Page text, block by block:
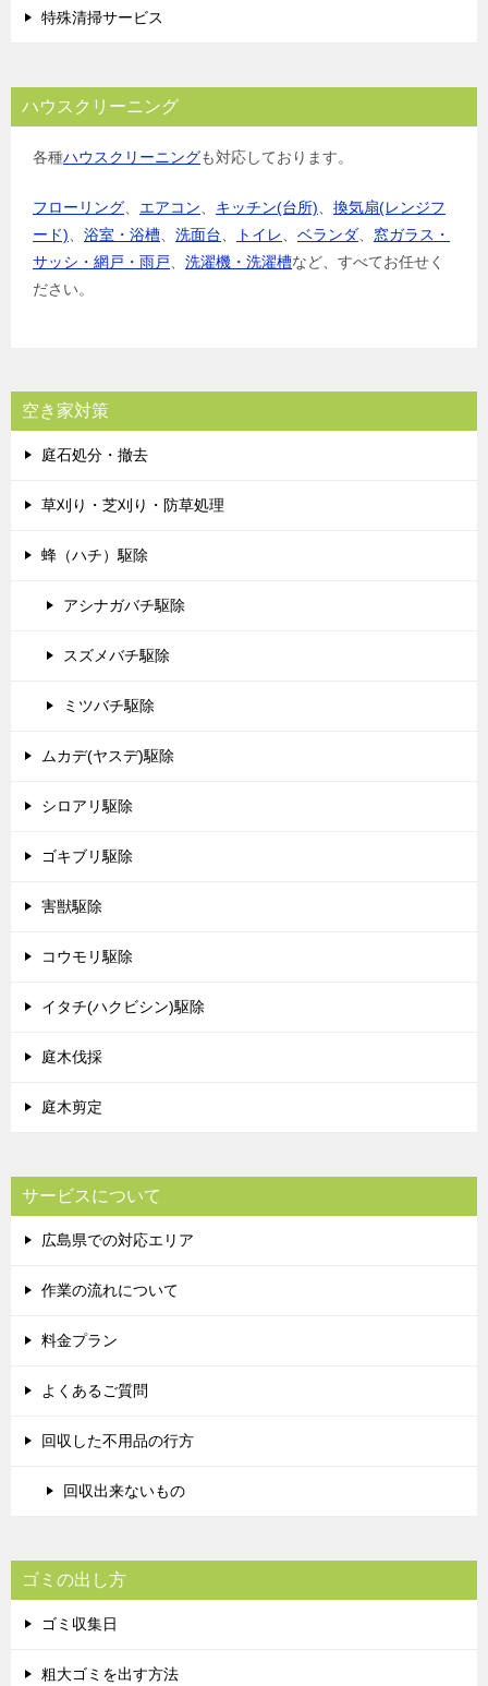
特殊清掃サービス
ハウスクリーニング
各種ハウスクリーニングも対応しております。
フローリング、 エアコン、 キッチン(台所)、 換気扇(レンジフ
ード)、 浴室・浴槽、 洗面台、 トイレ、 ベランダ、 窓ガラス・
サッシ・網戸・雨戸、 洗濯機・洗濯槽など、すべてお任せく
ださい。
空き家対策
庭石処分・撤去
草刈り・芝刈り・防草処理
蜂（ハチ）駆除
アシナガバチ駆除
スズメバチ駆除
ミツバチ駆除
ムカデ(ヤスデ)駆除
シロアリ駆除
ゴキブリ駆除
害獣駆除
コウモリ駆除
イタチ(ハクビシン)駆除
庭木伐採
庭木剪定
サービスについて
広島県での対応エリア
作業の流れについて
料金プラン
よくあるご質問
回収した不用品の行方
回収出来ないもの
ゴミの出し方
ゴミ収集日
粗大ゴミを出す方法